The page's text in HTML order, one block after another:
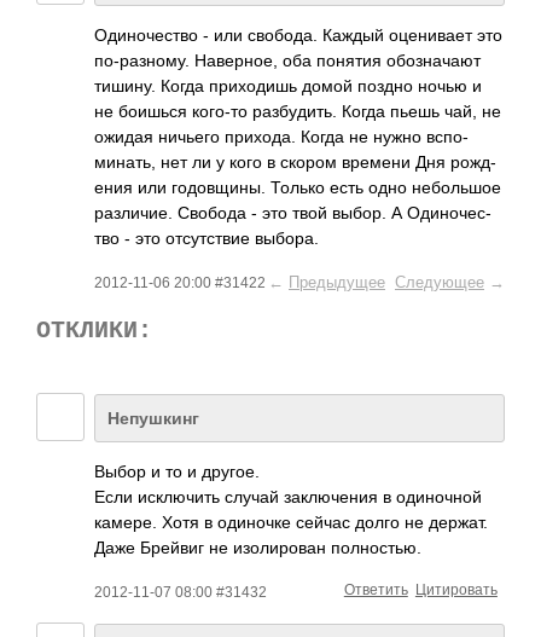
Один­очес­тво - или своб­ода. Каждый оцен­ивает это
по-р­азно­му. Наве­рное, оба понятия обоз­начают
тишину. Когда прих­одишь домой поздно ночью и
не боишься кого-то разб­удить. Когда пьешь чай, не
ожидая ничьего прих­ода. Когда не нужно вспо­
мина­ть, нет ли у кого в скором времени Дня рожд­
ения или годо­вщины. Только есть одно небо­льшое
разл­ичие. Свобода - это твой выбор. А Один­очес­
тво - это отсу­тствие выбора.
2012-11-06 20:00 #31422 ← Предыдущее Следующее →
ОТКЛИКИ:
Непушкинг
Выбор и то и другое.
Если искл­ючить случай закл­ючения в один­очной
камере. Хотя в один­очке сейчас долго не держат.
Даже Брейвиг не изол­ирован полн­остью.
2012-11-07 08:00 #31432 Цитировать
Ответить